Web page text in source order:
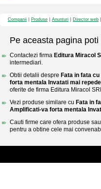
Companii Produse Anunturi Director web
Pe aceasta pagina poti
Contactezi firma Editura Miracol
intermediari.
Obtii detalii despre Fata in fata
forta mentala Invatati mai
oferite de firma Editura Miracol
Vezi produse similare cu Fata in
Amplificati-va forta mentala
Cauti firme care ofera produse
pentru a obtine cele mai